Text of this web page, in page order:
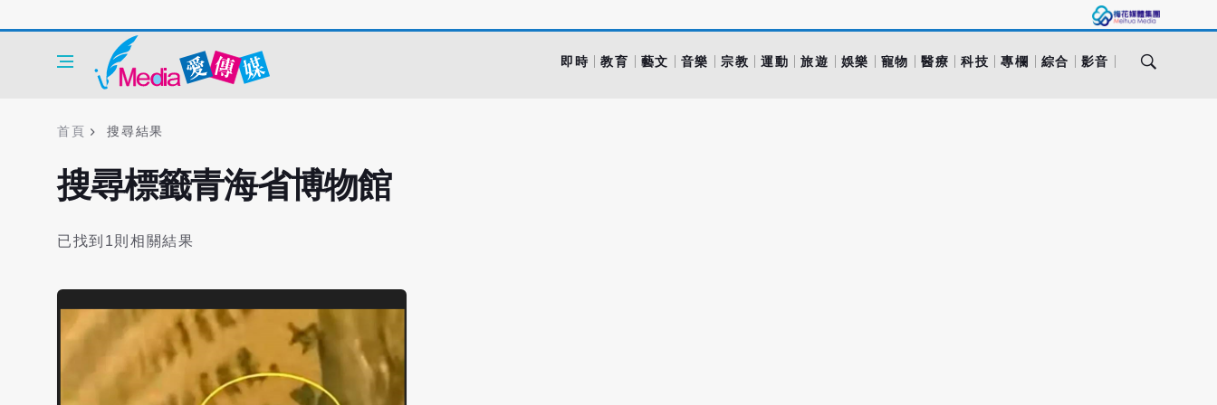
即時 教育 藝文 音樂 宗教 運動 旅遊 娛樂 寵物 醫療 科技 專欄 綜合 影音
首頁 搜尋結果
搜尋標籤青海省博物館
已找到1則相關結果